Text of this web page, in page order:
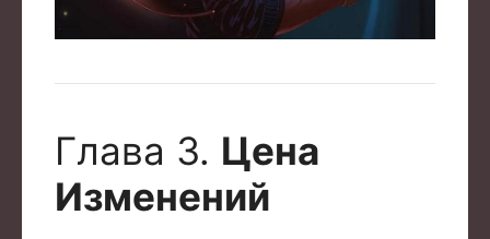
Глава 3. Цена
Изменений